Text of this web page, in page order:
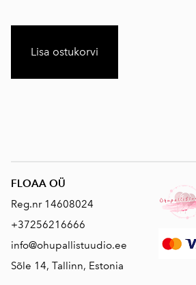
Lisa ostukorvi
FLOAA OÜ
Reg.nr 14608024
+37256216666
info@ohupallistuudio.ee
Sõle 14, Tallinn, Estonia